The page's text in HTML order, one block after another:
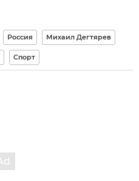
Россия Михаил Дегтярев
Спорт